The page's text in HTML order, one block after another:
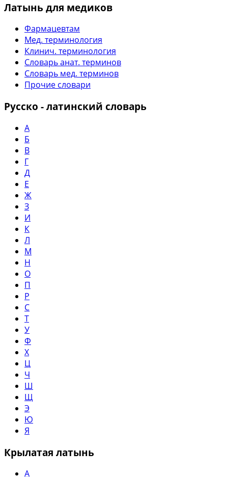
Латынь для медиков
Фармацевтам
Мед. терминология
Клинич. терминология
Словарь анат. терминов
Словарь мед. терминов
Прочие словари
Русско - латинский словарь
А
Б
В
Г
Д
Е
Ж
З
И
К
Л
М
Н
О
П
Р
С
Т
У
Ф
Х
Ц
Ч
Ш
Щ
Э
Ю
Я
Крылатая латынь
A